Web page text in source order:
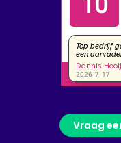
Vraag